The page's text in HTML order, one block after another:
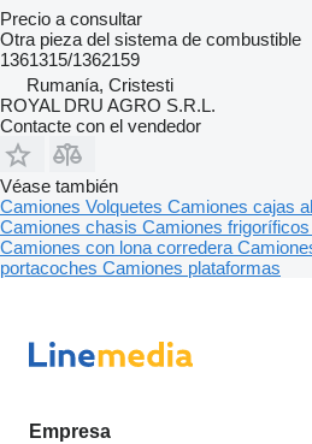
Precio a consultar
Otra pieza del sistema de combustible
1361315/1362159
Rumanía, Cristesti
ROYAL DRU AGRO S.R.L.
Contacte con el vendedor
Véase también
Camiones Volquetes Camiones cajas
Camiones chasis Camiones frigoríficos
Camiones con lona corredera
portacoches Camiones plataformas
Empresa